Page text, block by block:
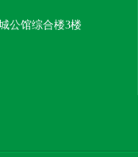
公馆综合楼3楼